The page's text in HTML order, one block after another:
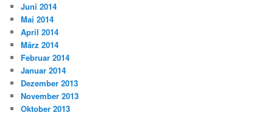
Juni 2014
Mai 2014
April 2014
März 2014
Februar 2014
Januar 2014
Dezember 2013
November 2013
Oktober 2013